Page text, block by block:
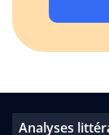
Analyses